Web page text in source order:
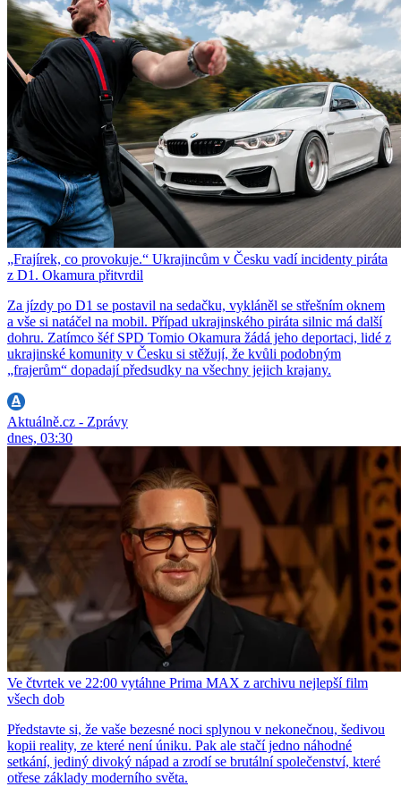
„Frajírek, co provokuje.“ Ukrajincům v Česku vadí incidenty piráta
z D1. Okamura přitvrdil
Za jízdy po D1 se postavil na sedačku, vykláněl se střešním oknem
a vše si natáčel na mobil. Případ ukrajinského piráta silnic má další
dohru. Zatímco šéf SPD Tomio Okamura žádá jeho deportaci, lidé z
ukrajinské komunity v Česku si stěžují, že kvůli podobným
„frajerům“ dopadají předsudky na všechny jejich krajany.
Aktuálně.cz - Zprávy
dnes, 03:30
Ve čtvrtek ve 22:00 vytáhne Prima MAX z archivu nejlepší film
všech dob
Představte si, že vaše bezesné noci splynou v nekonečnou, šedivou
kopii reality, ze které není úniku. Pak ale stačí jedno náhodné
setkání, jediný divoký nápad a zrodí se brutální společenství, které
otřese základy moderního světa.